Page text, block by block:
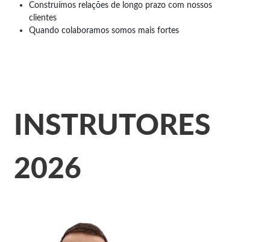
Construímos relações de longo prazo com nossos
clientes
Quando colaboramos somos mais fortes
INSTRUTORES
2026